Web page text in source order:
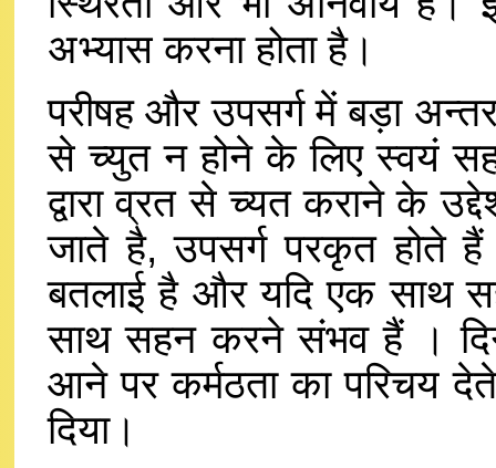
अभ्यास करना होता है।
परीषह और उपसर्ग में बड़ा
से च्युत न होने के लिए स्वयं
द्वारा व्रत से च्यत कराने के
जाते है, उपसर्ग परकृत होते
बतलाई है और यदि एक साथ
साथ सहन करने संभव हैं ।
आने पर कर्मठता का परिचय देते
दिया।